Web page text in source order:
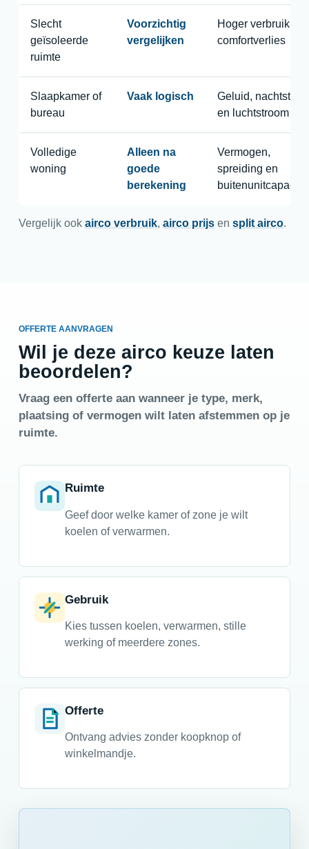
Slecht
geïsoleerde
ruimte
Voorzichtig
vergelijken
Hoger verbruik en
comfortverlies
Slaapkamer of
bureau
Vaak logisch
Geluid, nachtstand
en luchtstroom
Volledige
woning
Alleen na
goede
berekening
Vermogen,
spreiding en
Vergelijk ook airco verbruik, airco prijsen split airco.
OFFERTE AANVRAGEN
Wil je deze airco keuze laten
beoordelen?
Vraag een offerte aan wanneer je type, merk,
plaatsing of vermogen wilt laten afstemmen op je
ruimte.
Ruimte
Geef door welke kamer of zone je wilt
koelen of verwarmen.
Gebruik
Kies tussen koelen, verwarmen, stille
werking of meerdere zones.
Offerte
Ontvang advies zonder koopknop of
winkelmandje.